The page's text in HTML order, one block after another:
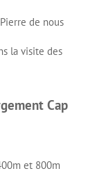
de nous
la visite des
Cap
et 800m